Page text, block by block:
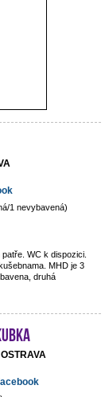
1 nevybavená)
WC k dispozici.
MHD je 3
druhá